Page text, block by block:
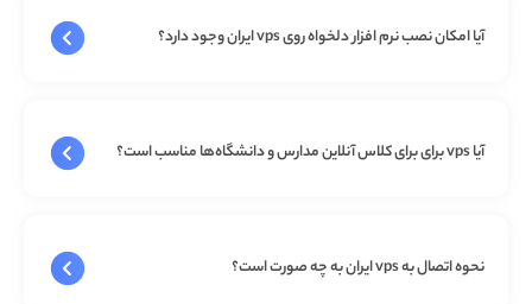
آیا امکان نصب نرم افزار دلخواه روی vps ایران وجود دارد؟
آیا vps برای برای کلاس آنلاین مدارس و دانشگاه‌ها مناسب است؟
نحوه اتصال به vps ایران به چه صورت است؟